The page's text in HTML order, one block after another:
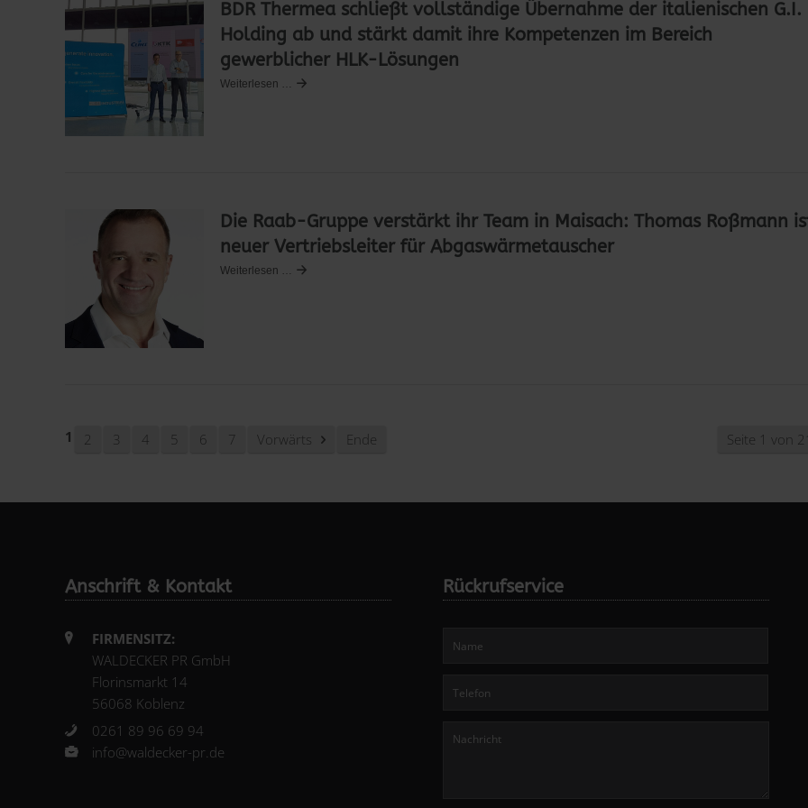
BDR Thermea schließt vollständige Übernahme der italienischen G.I.
Holding ab und stärkt damit ihre Kompetenzen im Bereich
gewerblicher HLK-Lösungen
Weiterlesen …
Die Raab-Gruppe verstärkt ihr Team in Maisach: Thomas Roßmann
neuer Vertriebsleiter für Abgaswärmetauscher
Weiterlesen …
Seite 1 von
1 2 3 4 5 6 7 Vorwärts Ende
Anschrift & Kontakt
FIRMENSITZ:
WALDECKER PR GmbH
Florinsmarkt 14
56068 Koblenz
0261 89 96 69 94
info@waldecker-pr.de
Rückrufservice